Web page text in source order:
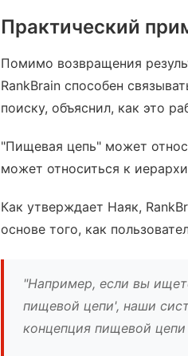
Практический
Помимо возвращения
RankBrain способен
поиску, объяснил, как это
"Пищевая цепь" может
может относиться к
Как утверждает Наяк,
основе того, как
"Например, если вы
пищевой цепи', наши
концепция пищевой